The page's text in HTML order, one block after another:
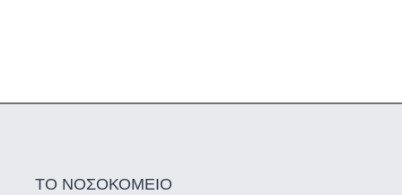
ΤΟ ΝΟΣΟΚΟΜΕΙΟ